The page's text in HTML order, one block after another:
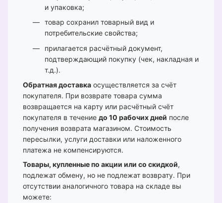
и упаковка;
товар сохранил товарный вид и
потребительские свойства;
прилагается расчётный документ,
подтверждающий покупку (чек, накладная и
т.д.).
Обратная доставка осуществляется за счёт
покупателя. При возврате товара сумма
возвращается на карту или расчётный счёт
покупателя в течение до 10 рабочих дней после
получения возврата магазином. Стоимость
пересылки, услуги доставки или наложенного
платежа не компенсируются.
Товары, купленные по акции или со скидкой,
подлежат обмену, но не подлежат возврату. При
отсутствии аналогичного товара на складе вы
можете: